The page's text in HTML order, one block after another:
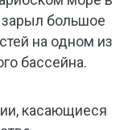
зарыл большое
на одном из
бассейна.
касающиеся